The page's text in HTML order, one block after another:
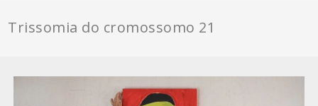
Trissomia do cromossomo 21